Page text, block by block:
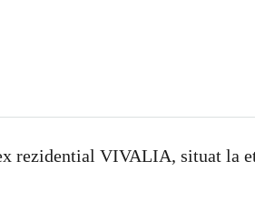
rezidential VIVALIA, situat la